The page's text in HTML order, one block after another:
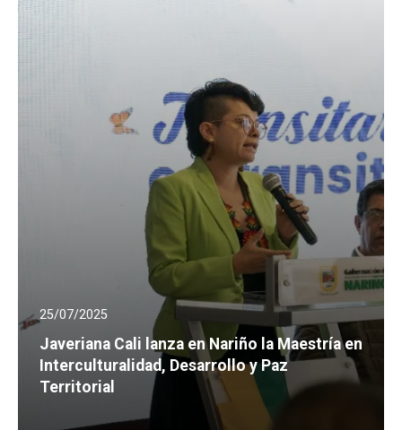
25/07/2025
Javeriana Cali lanza en Nariño la Maestría en
Interculturalidad, Desarrollo y Paz
Territorial